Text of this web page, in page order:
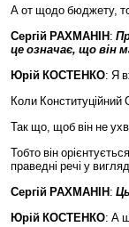
А от щодо бюджету,
Сергій РАХМАНІН :
це означає, що він
Юрій КОСТЕНКО: Я
Коли Конституційний
Так що, щоб він не
Тобто він орієнтується
праведні речі у
Сергій РАХМАНІН :
Юрій КОСТЕНКО: А